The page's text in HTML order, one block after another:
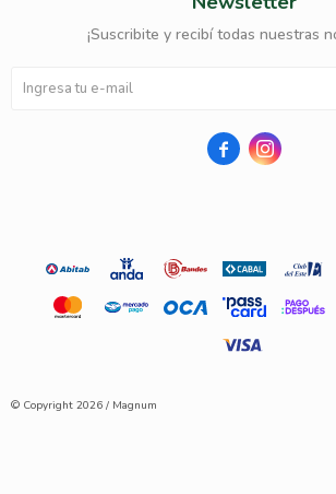
¡Suscribite y recibí todas nuestras
 
© Copyright 2026 / Magnum